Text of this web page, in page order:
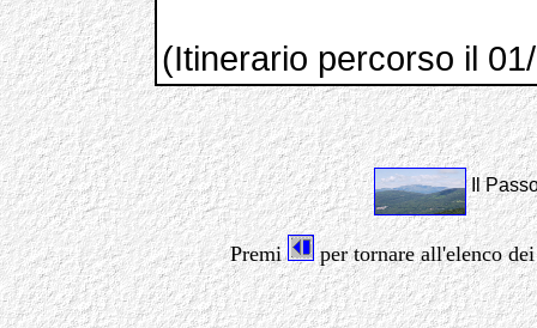
(Itinerario percorso il
Il
Premi per tornare all'elenco